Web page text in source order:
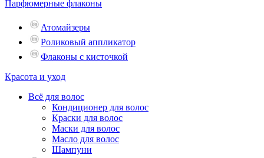
Парфюмерные флаконы
Атомайзеры
Роликовый аппликатор
Флаконы с кисточкой
Красота и уход
Всё для волос
Кондиционер для волос
Краски для волос
Маски для волос
Масло для волос
Шампуни